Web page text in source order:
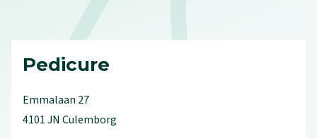
Pedicure
Emmalaan 27
4101 JN Culemborg